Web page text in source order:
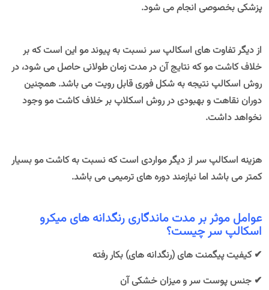
پزشکی بخصوصی انجام می شود.
از دیگر تفاوت های اسکالپ سر نسبت به پیوند مو این است که بر
خلاف کاشت مو که نتایج آن در مدت زمان طولانی حاصل می شود، در
روش اسکالپ نتیجه به شکل فوری قابل رویت می باشد. همچنین
دوران نقاهت و بهبودی در روش اسکلاپ بر خلاف کاشت مو وجود
نخواهد داشت.
هزینه اسکالپ سر از دیگر مواردی است که نسبت به کاشت مو بسیار
کمتر می باشد اما نیازمند دوره های ترمیمی می باشد.
عوامل موثر بر مدت ماندگاری رنگدانه های میکرو
اسکالپ سر چیست؟
✔ کیفیت پیگمنت های (رنگدانه های) بکار رفته
✔ جنس پوست سر و میزان خشکی آن